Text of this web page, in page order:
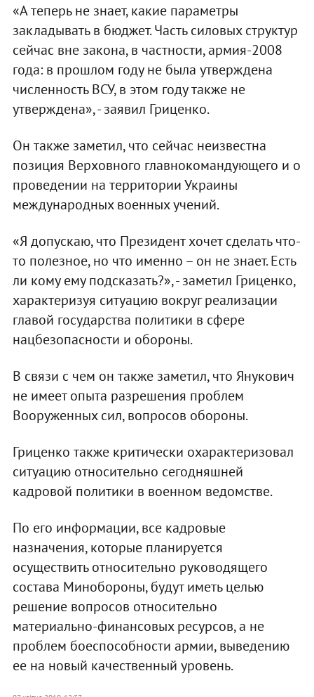
«А теперь не знает, какие параметры
закладывать в бюджет. Часть силовых структур
сейчас вне закона, в частности, армия-2008
года: в прошлом году не была утверждена
численность ВСУ, в этом году также не
утверждена», - заявил Гриценко.
Он также заметил, что сейчас неизвестна
позиция Верховного главнокомандующего и о
проведении на территории Украины
международных военных учений.
«Я допускаю, что Президент хочет сделать что-
то полезное, но что именно – он не знает. Есть
ли кому ему подсказать?», - заметил Гриценко,
характеризуя ситуацию вокруг реализации
главой государства политики в сфере
нацбезопасности и обороны.
В связи с чем он также заметил, что Янукович
не имеет опыта разрешения проблем
Вооруженных сил, вопросов обороны.
Гриценко также критически охарактеризовал
ситуацию относительно сегодняшней
кадровой политики в военном ведомстве.
По его информации, все кадровые
назначения, которые планируется
осуществить относительно руководящего
состава Минобороны, будут иметь целью
решение вопросов относительно
материально-финансовых ресурсов, а не
проблем боеспособности армии, выведению
ее на новый качественный уровень.